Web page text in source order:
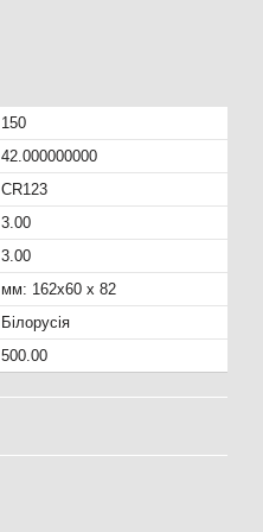
150
42.000000000
CR123
3.00
3.00
мм: 162x60 x 82
Білорусія
500.00